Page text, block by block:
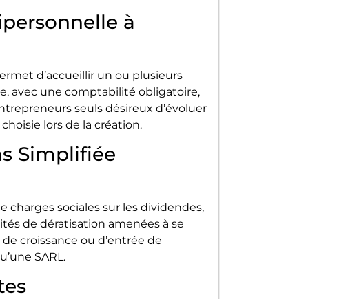
à
d’accueillir un ou plusieurs
avec une comptabilité obligatoire,
seuls désireux d’évoluer
lors de la création.
Simplifiée
charges sociales sur les dividendes,
de dératisation amenées à se
croissance ou d’entrée de
SARL.